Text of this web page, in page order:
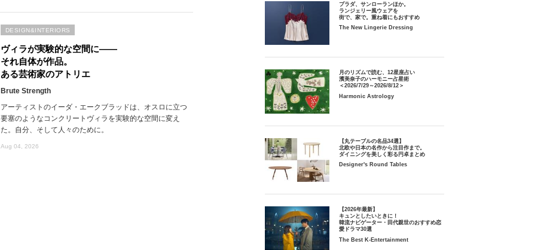
ヴィラが実験的な空間に――
それ自体が作品。
ある芸術家のアトリエ
Brute Strength
アーティストのイーダ・エークブラッドは、オスロに立つ
要塞のようなコンクリートヴィラを実験的な空間に変え
た。自分、そして人々のために。
Aug 04, 2026
DESIGN&INTERIORS
プラダ、サンローランほか。
ランジェリー風ウェアを
街で、家で。重ね着にもおすすめ
The New Lingerie Dressing
月のリズムで読む、12星座占い
濱美奈子のハーモニー占星術
＜2026/7/29～2026/8/12＞
Harmonic Astrology
【丸テーブルの名品34選】
北欧や日本の名作から注目作まで。
ダイニングを美しく彩る円卓まとめ
Designer's Round Tables
【2026年最新】
キュンとしたいときに！
韓流ナビゲーター・田代親世のおすすめ恋
愛ドラマ30選
The Best K-Entertainment